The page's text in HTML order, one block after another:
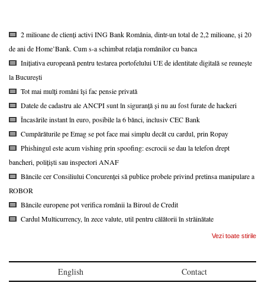
2 milioane de clienți activi ING Bank România, dintr-un total de 2,2 milioane, și 20
de ani de Home’Bank. Cum s-a schimbat relația românilor cu banca
Inițiativa europeană pentru testarea portofelului UE de identitate digitală se reunește
la București
Tot mai mulți români își fac pensie privată
Datele de cadastru ale ANCPI sunt în siguranță și nu au fost furate de hackeri
Încasările instant în euro, posibile la 6 bănci, inclusiv CEC Bank
Cumpărăturile pe Emag se pot face mai simplu decât cu cardul, prin Ropay
Phishingul este acum vishing prin spoofing: escrocii se dau la telefon drept
bancheri, polițiști sau inspectori ANAF
Băncile cer Consiliului Concurenței să publice probele privind pretinsa manipulare a
ROBOR
Băncile europene pot verifica românii la Biroul de Credit
Cardul Multicurrency, în zece valute, util pentru călătorii în străinătate
Vezi toate stirile
English Contact